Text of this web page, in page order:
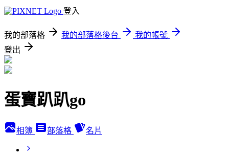
登入
我的部落格 我的部落格後台
我的帳號
登出
蛋寶趴趴go
相簿 部落格 名片